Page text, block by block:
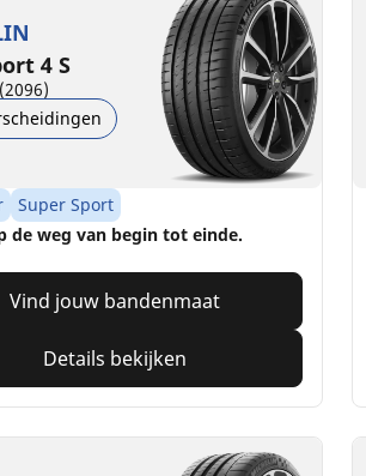
4 S
(2096)
Super Sport
de weg van begin tot einde.
Vind jouw bandenmaat
Details bekijken